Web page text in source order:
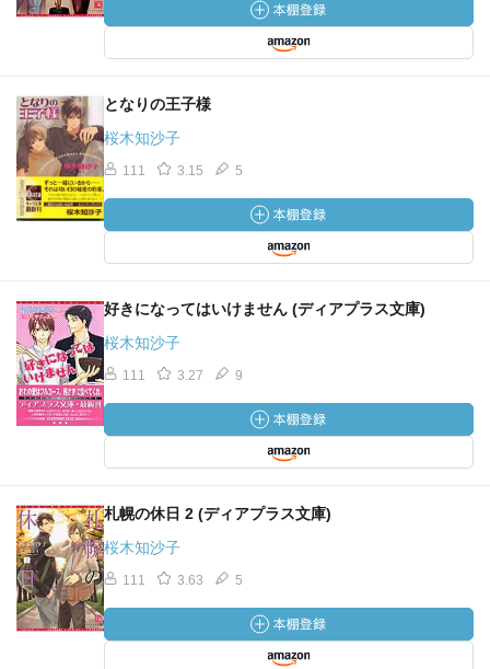
となりの王子様
桜木知沙子
111 3.15 5
好きになってはいけません (ディアプラス文庫)
桜木知沙子
111 3.27 9
札幌の休日 2 (ディアプラス文庫)
桜木知沙子
111 3.63 5